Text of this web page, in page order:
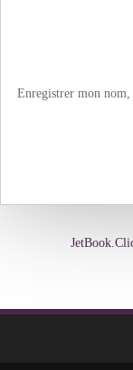
Enregistrer mon